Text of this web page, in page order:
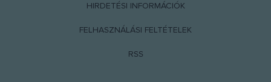
HIRDETÉSI INFORMÁCIÓK
FELHASZNÁLÁSI FELTÉTELEK
RSS